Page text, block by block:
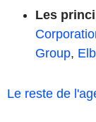
Les
Group,
Le reste de